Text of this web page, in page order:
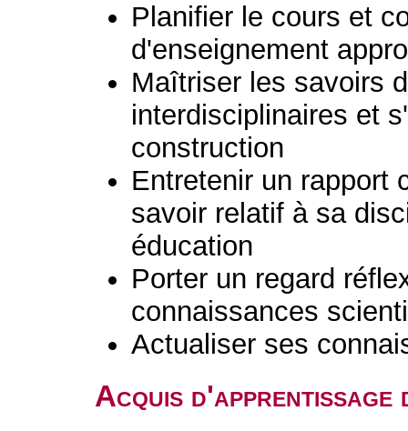
Planifier le cours et
d'enseignement
Maîtriser les savoirs
interdisciplinaires et
construction
Entretenir un rapport
savoir relatif à sa
éducation
Porter un regard
connaissances
Actualiser ses
Acquis d'apprentissage